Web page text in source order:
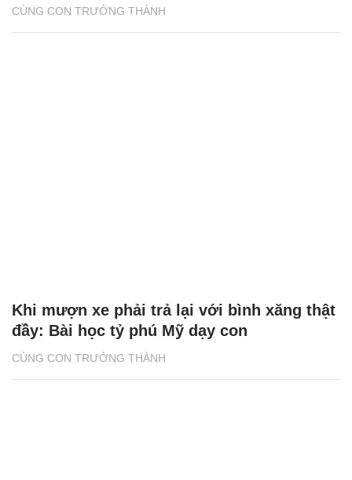
CÙNG CON TRƯỞNG THÀNH
CÙNG CON TRƯỞNG THÀNH
Khi mượn xe phải trả lại với bình xăng thật
đầy: Bài học tỷ phú Mỹ dạy con